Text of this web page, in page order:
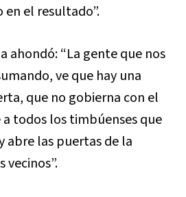
en el resultado”.
ahondó: “La gente que nos
ve que hay una
que no gobierna con el
todos los timbúenses que
abre las puertas de la
vecinos”.